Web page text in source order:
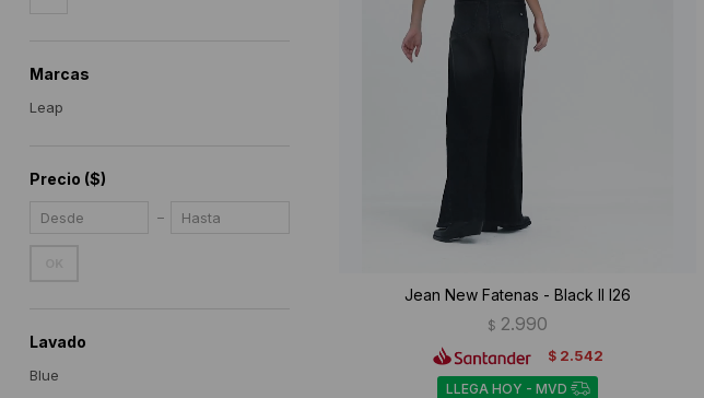
Jean New Fatenas - Black II I26
$ 2.990
$ 2.542
LLEGA HOY - MVD
Marcas
Leap
Precio ($)
Lavado
Blue